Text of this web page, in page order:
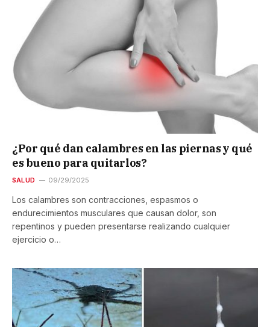
¿Por qué dan calambres en las piernas y qué
es bueno para quitarlos?
SALUD 09/29/2025
Los calambres son contracciones, espasmos o
endurecimientos musculares que causan dolor, son
repentinos y pueden presentarse realizando cualquier
ejercicio o…